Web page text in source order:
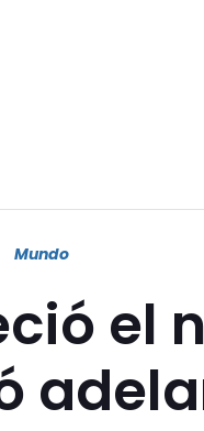
Mundo
el